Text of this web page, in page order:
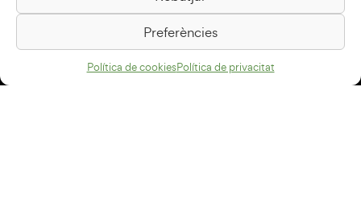
Preferències
Política de cookiesPolítica de privacitat
Passeig de la Generalitat, 1
08500 Vic